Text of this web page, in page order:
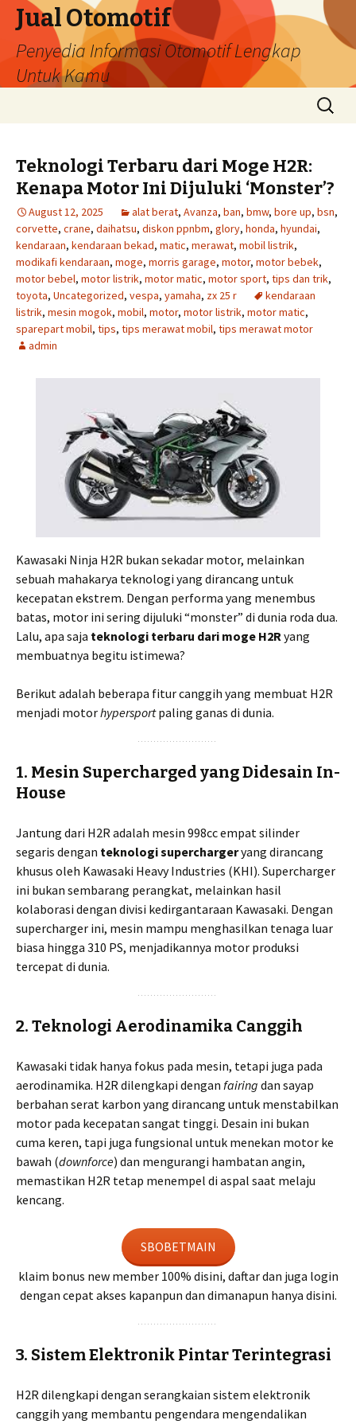
Jual Otomotif
Penyedia Informasi Otomotif Lengkap
Untuk Kamu
Search
for:
Teknologi Terbaru dari Moge H2R:
Kenapa Motor Ini Dijuluki ‘Monster’?
August 12, 2025 alat berat, Avanza, ban, bmw, bore up, bsn,
corvette, crane, daihatsu, diskon ppnbm, glory, honda, hyundai,
kendaraan, kendaraan bekad, matic, merawat, mobil listrik,
modikafi kendaraan, moge, morris garage, motor, motor bebek,
motor bebel, motor listrik, motor matic, motor sport, tips dan trik,
toyota, Uncategorized, vespa, yamaha, zx 25 r
kendaraan
listrik, mesin mogok, mobil, motor, motor listrik, motor matic,
sparepart mobil, tips, tips merawat mobil, tips merawat motor
admin
Kawasaki Ninja H2R bukan sekadar motor, melainkan
sebuah mahakarya teknologi yang dirancang untuk
kecepatan ekstrem. Dengan performa yang menembus
batas, motor ini sering dijuluki “monster” di dunia roda dua.
Lalu, apa saja teknologi terbaru dari moge H2Ryang
membuatnya begitu istimewa?
Berikut adalah beberapa fitur canggih yang membuat H2R
menjadi motorhypersportpaling ganas di dunia.
1. Mesin Supercharged yang Didesain In-
House
Jantung dari H2R adalah mesin 998cc empat silinder
segaris dengan teknologi superchargeryang dirancang
khusus oleh Kawasaki Heavy Industries (KHI). Supercharger
ini bukan sembarang perangkat, melainkan hasil
kolaborasi dengan divisi kedirgantaraan Kawasaki. Dengan
supercharger ini, mesin mampu menghasilkan tenaga luar
biasa hingga 310 PS, menjadikannya motor produksi
tercepat di dunia.
2. Teknologi Aerodinamika Canggih
Kawasaki tidak hanya fokus pada mesin, tetapi juga pada
aerodinamika. H2R dilengkapi dengan fairing dan sayap
berbahan serat karbon yang dirancang untuk menstabilkan
motor pada kecepatan sangat tinggi. Desain ini bukan
cuma keren, tapi juga fungsional untuk menekan motor ke
bawah (downforce) dan mengurangi hambatan angin,
memastikan H2R tetap menempel di aspal saat melaju
kencang.
SBOBETMAIN
klaim bonus new member 100% disini, daftar dan juga login
dengan cepat akses kapanpun dan dimanapun hanya disini.
3. Sistem Elektronik Pintar Terintegrasi
H2R dilengkapi dengan serangkaian sistem elektronik
canggih yang membantu pengendara mengendalikan